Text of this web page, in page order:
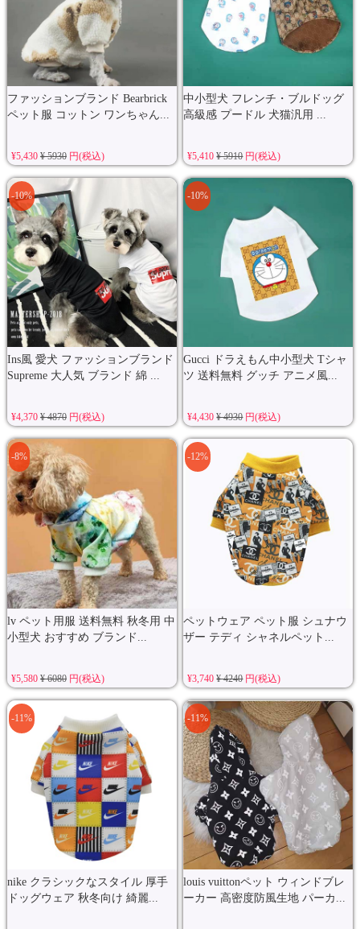
ファッションブランド Bearbrick
ペット服 コットン ワンちゃん...
¥5,430 ¥ 5930円(税込)
中小型犬 フレンチ・ブルドッグ
高級感 プードル 犬猫汎用 ...
¥5,410¥ 5910円(税込)
Ins風 愛犬 ファッションブランド
Supreme 大人気 ブランド 綿 ...
-10%
¥4,370 ¥ 4870円(税込)
Gucci ドラえもん中小型犬 Tシャ
ツ 送料無料 グッチ アニメ風...
-10%
¥4,430¥ 4930円(税込)
lv ペット用服 送料無料 秋冬用 中
小型犬 おすすめ ブランド...
-8%
¥5,580 ¥ 6080円(税込)
ペットウェア ペット服 シュナウ
ザー テディ シャネルペット...
-12%
¥3,740¥ 4240円(税込)
nike クラシックなスタイル 厚手
ドッグウェア 秋冬向け 綺麗...
-11%
louis vuittonペット ウィンドブレ
ーカー 高密度防風生地 パーカ...
-11%